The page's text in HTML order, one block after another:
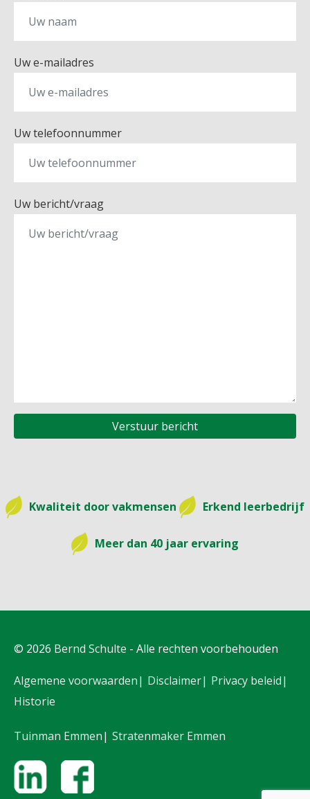
Uw e-mailadres
Uw telefoonnummer
Uw bericht/vraag
Kwaliteit door vakmensen Erkend leerbedrijf
Meer dan 40 jaar ervaring
© 2026 Bernd Schulte - Alle rechten voorbehouden
Algemene voorwaarden Disclaimer
Privacy beleid
Historie
Tuinman Emmen Stratenmaker Emmen